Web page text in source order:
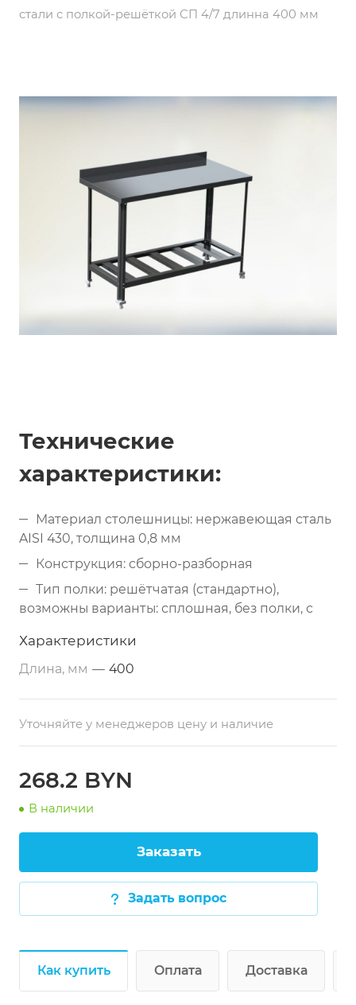
стали с полкой-решёткой СП 4/7 длинна 400 мм
Технические
характеристики:
Материал столешницы: нержавеющая сталь
AISI 430, толщина 0,8 мм
Конструкция: сборно-разборная
Тип полки: решётчатая (стандартно),
возможны варианты: сплошная, без полки, с
Каркас: сложный профиль 40х40 мм
(нержавеющая сталь)
Опоры: регулируемые по высоте
Упаковка: бумажная (столешница + каркас)
Дополнительно: усиленные профили под
Характеристики
Длина, мм — 400
Уточняйте у менеджеров цену и наличие
268.2 BYN
В наличии
Заказать
Задать вопрос
Как купить Оплата Доставка